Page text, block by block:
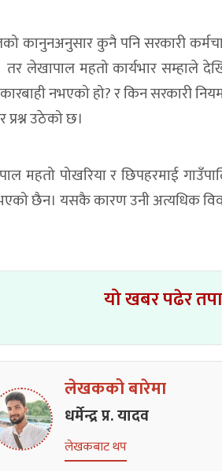
कानुनअनुसार कुनै पनि सरकारी
तर लेखापाल महतो कार्यभार सम्हाले
नभएको हो? र किन सरकारी
प्रश्न उठेको छ।
महतो पोखरिया र छिपहरमाई
छैन। यसकै कारण उनी अत्यधिक
यो खबर पढेर
लेखकको बारेमा
धर्मेन्द्र प्र. यादव
लेखकबाट थप